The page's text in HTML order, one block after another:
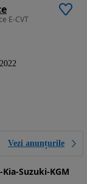
E-CVT
2022
Vezi anunțurile
Suzuki-KGM